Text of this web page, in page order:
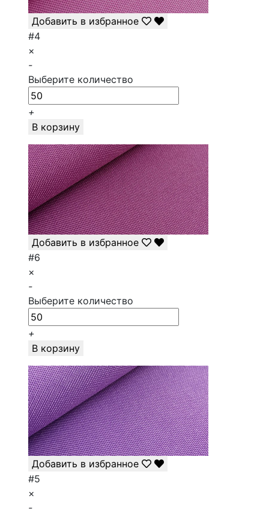
Добавить в избранное
#4
×
-
Выберите количество
+
В корзину
Добавить в избранное
#6
×
-
Выберите количество
+
В корзину
Добавить в избранное
#5
×
-